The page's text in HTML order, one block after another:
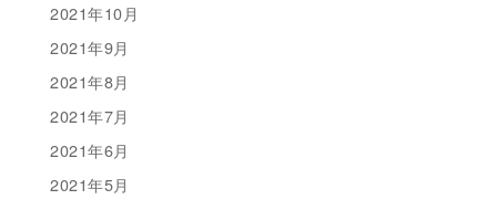
2021年10月
2021年9月
2021年8月
2021年7月
2021年6月
2021年5月